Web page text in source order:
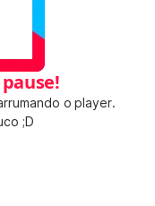
o player.
;D